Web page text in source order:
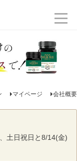
マイページ 会社概要
土日祝日と8/14(金)